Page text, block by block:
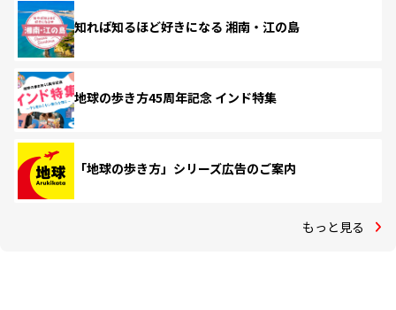
知れば知るほど好きになる 湘南・江の島
地球の歩き方45周年記念 インド特集
「地球の歩き方」シリーズ広告のご案内
もっと見る